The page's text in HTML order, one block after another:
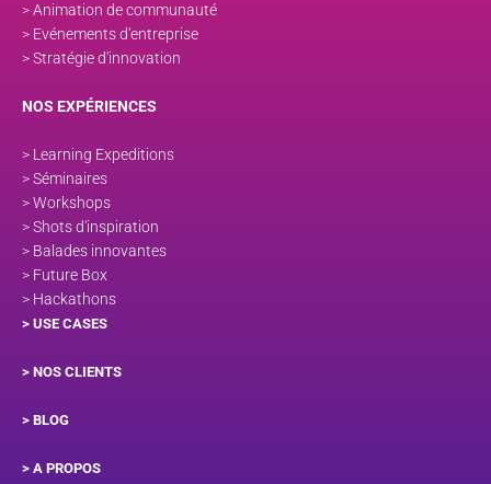
> Animation de communauté
> Evénements d'entreprise
> Stratégie d'innovation
NOS EXPÉRIENCES
> Learning Expeditions
> Séminaires
> Workshops
> Shots d'inspiration
> Balades innovantes
> Future Box
> Hackathons
> USE CASES
> NOS CLIENTS
> BLOG
> A PROPOS